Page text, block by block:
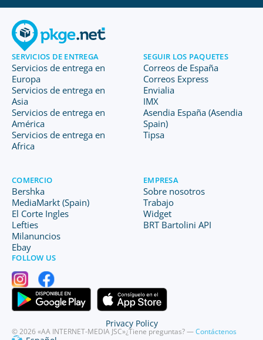
SERVICIOS DE ENTREGA
Servicios de entrega en
Europa
Servicios de entrega en
Asia
Servicios de entrega en
América
Servicios de entrega en
Africa
SEGUIR LOS PAQUETES
Correos de España
Correos Express
Envialia
IMX
Asendia España (Asendia
Spain)
Tipsa
COMERCIO
Bershka
MediaMarkt (Spain)
El Corte Ingles
Lefties
Milanuncios
Ebay
EMPRESA
Sobre nosotros
Trabajo
Widget
BRT Bartolini API
FOLLOW US
© 2026 «AA INTERNET-MEDIA JSC»¿Tiene preguntas? —Contáctenos
Privacy Policy